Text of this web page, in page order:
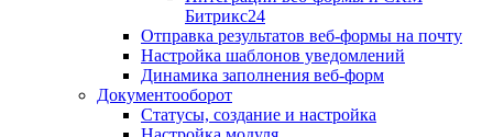
Битрикс24
Отправка результатов веб-формы на почту
Настройка шаблонов уведомлений
Динамика заполнения веб-форм
Документооборот
Статусы, создание и настройка